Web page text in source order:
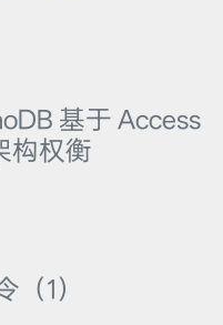
基于 Access
构权衡
1）